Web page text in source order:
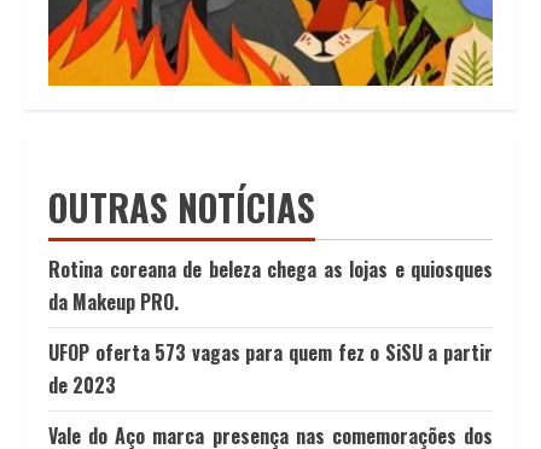
OUTRAS NOTÍCIAS
Rotina coreana de beleza chega as lojas e quiosques
da Makeup PRO.
UFOP oferta 573 vagas para quem fez o SiSU a partir
de 2023
Vale do Aço marca presença nas comemorações dos